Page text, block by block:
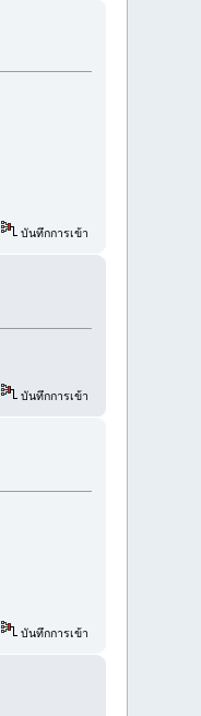
บันทึกการเข้า
บันทึกการเข้า
บันทึกการเข้า